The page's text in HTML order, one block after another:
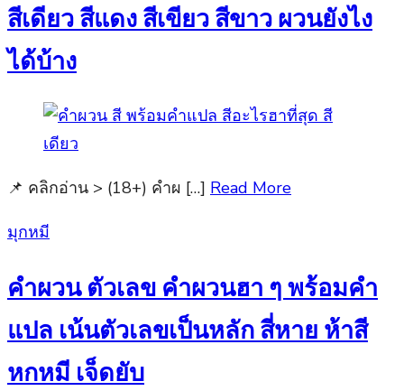
สีเดียว สีแดง สีเขียว สีขาว ผวนยังไง
ได้บ้าง
📌 คลิกอ่าน > (18+) คำผ […] Read More
Posted
มุกหมี
คำผวน ตัวเลข คำผวนฮา ๆ พร้อมคำ
แปล เน้นตัวเลขเป็นหลัก สี่หาย ห้าสี
หกหมี เจ็ดยับ